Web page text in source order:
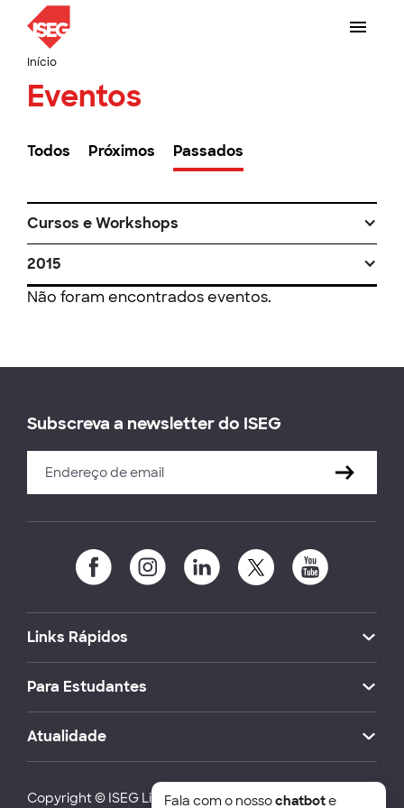
Início
Eventos
Todos Próximos Passados
Cursos e Workshops
2015
Não foram encontrados eventos.
Subscreva a newsletter do ISEG
Links Rápidos
Para Estudantes
Atualidade
Copyright © ISEG Lisbon School of Economics and
Fala com o nossochatbote